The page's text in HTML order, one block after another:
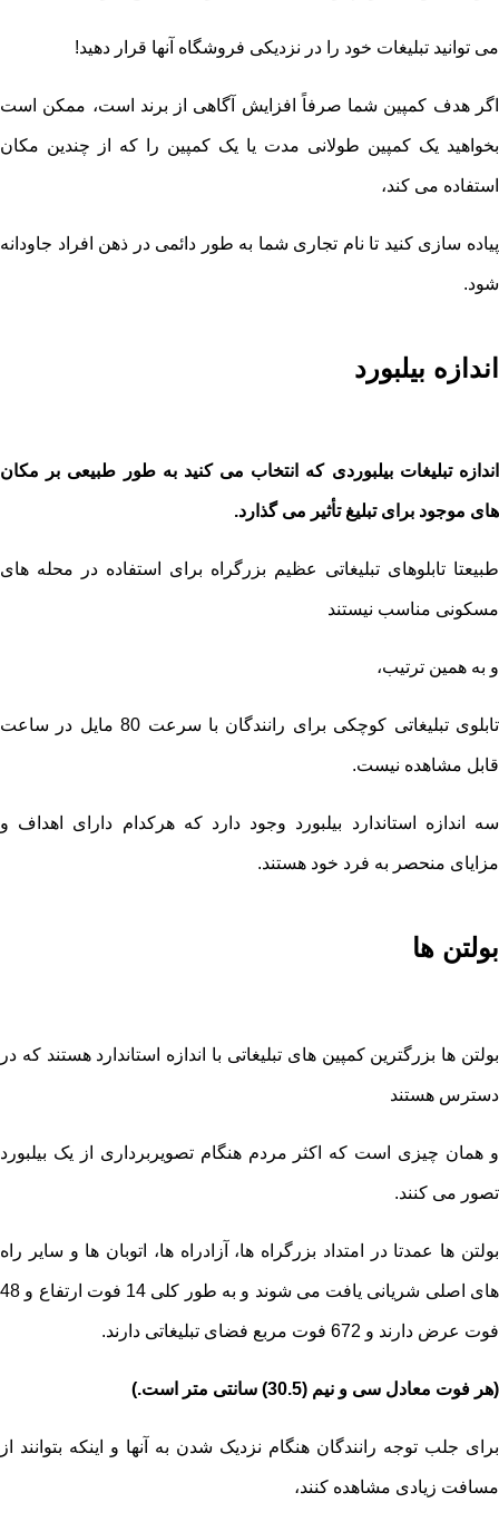
می توانید تبلیغات خود را در نزدیکی فروشگاه آنها قرار دهید!
اگر هدف کمپین شما صرفاً افزایش آگاهی از برند است، ممکن است
بخواهید یک کمپین طولانی مدت یا یک کمپین را که از چندین مکان
استفاده می کند،
پیاده سازی کنید تا نام تجاری شما به طور دائمی در ذهن افراد جاودانه
شود.
اندازه بیلبورد
اندازه تبلیغات بیلبوردی که انتخاب می کنید به طور طبیعی بر مکان
های موجود برای تبلیغ تأثیر می گذارد.
طبیعتا تابلوهای تبلیغاتی عظیم بزرگراه برای استفاده در محله های
مسکونی مناسب نیستند
و به همین ترتیب،
تابلوی تبلیغاتی کوچکی برای رانندگان با سرعت 80 مایل در ساعت
قابل مشاهده نیست.
سه اندازه استاندارد بیلبورد وجود دارد که هرکدام دارای اهداف و
مزایای منحصر به فرد خود هستند.
بولتن ها
بولتن ها بزرگترین کمپین های تبلیغاتی با اندازه استاندارد هستند که در
دسترس هستند
و همان چیزی است که اکثر مردم هنگام تصویربرداری از یک بیلبورد
تصور می کنند.
بولتن ها عمدتا در امتداد بزرگراه ها، آزادراه ها، اتوبان ها و سایر راه
های اصلی شریانی یافت می شوند و به طور کلی 14 فوت ارتفاع و 48
فوت عرض دارند و 672 فوت مربع فضای تبلیغاتی دارند.
(هر فوت معادل سی و نیم (30.5) سانتی متر است.)
برای جلب توجه رانندگان هنگام نزدیک شدن به آنها و اینکه بتوانند از
مسافت زیادی مشاهده کنند،